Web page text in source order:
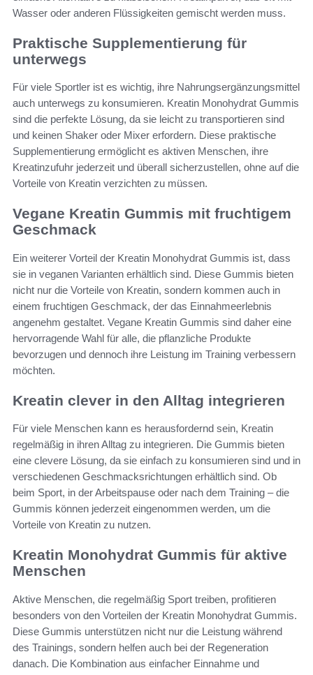
Wasser oder anderen Flüssigkeiten gemischt werden muss.
Praktische Supplementierung für
unterwegs
Für viele Sportler ist es wichtig, ihre Nahrungsergänzungsmittel
auch unterwegs zu konsumieren. Kreatin Monohydrat Gummis
sind die perfekte Lösung, da sie leicht zu transportieren sind
und keinen Shaker oder Mixer erfordern. Diese praktische
Supplementierung ermöglicht es aktiven Menschen, ihre
Kreatinzufuhr jederzeit und überall sicherzustellen, ohne auf die
Vorteile von Kreatin verzichten zu müssen.
Vegane Kreatin Gummis mit fruchtigem
Geschmack
Ein weiterer Vorteil der Kreatin Monohydrat Gummis ist, dass
sie in veganen Varianten erhältlich sind. Diese Gummis bieten
nicht nur die Vorteile von Kreatin, sondern kommen auch in
einem fruchtigen Geschmack, der das Einnahmeerlebnis
angenehm gestaltet. Vegane Kreatin Gummis sind daher eine
hervorragende Wahl für alle, die pflanzliche Produkte
bevorzugen und dennoch ihre Leistung im Training verbessern
möchten.
Kreatin clever in den Alltag integrieren
Für viele Menschen kann es herausfordernd sein, Kreatin
regelmäßig in ihren Alltag zu integrieren. Die Gummis bieten
eine clevere Lösung, da sie einfach zu konsumieren sind und in
verschiedenen Geschmacksrichtungen erhältlich sind. Ob
beim Sport, in der Arbeitspause oder nach dem Training – die
Gummis können jederzeit eingenommen werden, um die
Vorteile von Kreatin zu nutzen.
Kreatin Monohydrat Gummis für aktive
Menschen
Aktive Menschen, die regelmäßig Sport treiben, profitieren
besonders von den Vorteilen der Kreatin Monohydrat Gummis.
Diese Gummis unterstützen nicht nur die Leistung während
des Trainings, sondern helfen auch bei der Regeneration
danach. Die Kombination aus einfacher Einnahme und